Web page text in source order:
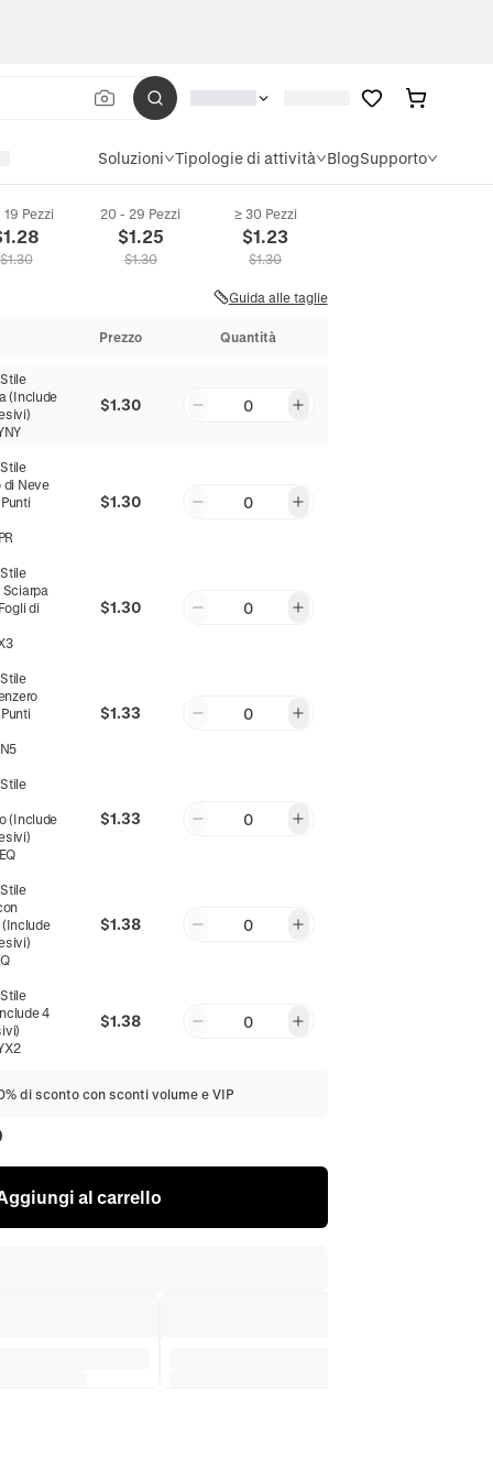
Soluzioni Tipologie di attività BlogSupporto
Natale DIY Decalcomanie Da Muro Non Tessuto Glitter Lustrini Babbo Natale
19 Pezzi
1.28
$1.30
20 - 29 Pezzi
$1.25
$1.30
≥ 30 Pezzi
$1.23
$1.30
Guida alle taglie
Prezzo Quantità
Stile
(Include
$1.30 0
Stile
di Neve
$1.30 0
Stile
di
$1.30 0
Stile
$1.33 0
Stile
(Include
$1.33 0
Stile
(Include
$1.38 0
Stile
4
$1.38 0
di sconto con sconti volume e VIP
al carrello